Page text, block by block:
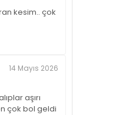
kesim.. çok
14 Mayıs 2026
aşırı
çok bol geldi